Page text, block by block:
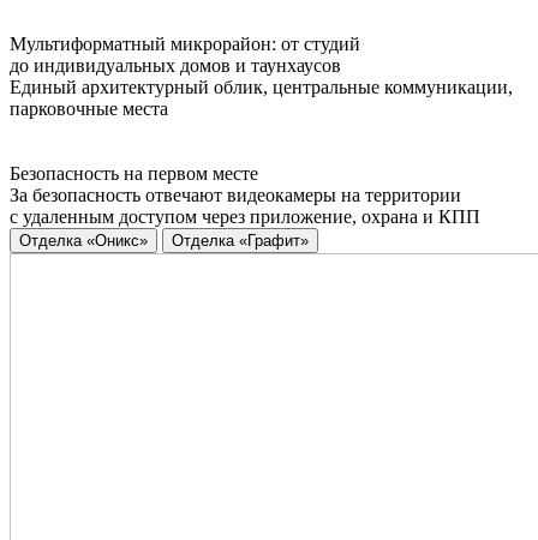
Мультиформатный микрорайон: от студий
до индивидуальных домов и таунхаусов
Единый архитектурный облик, центральные коммуникации,
парковочные места
Безопасность на первом месте
За безопасность отвечают видеокамеры на территории
с удаленным доступом через приложение, охрана и КПП
Отделка «Оникс» Отделка «Графит»